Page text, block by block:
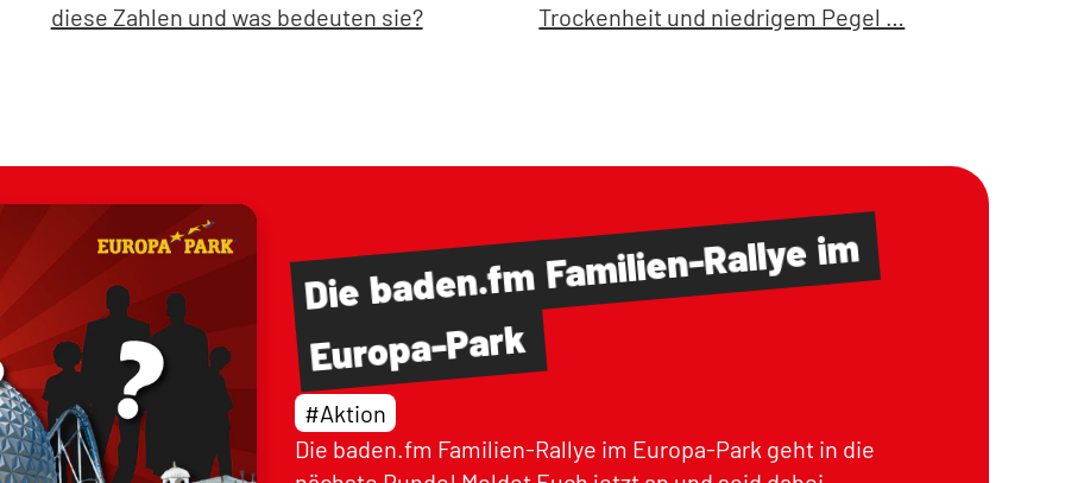
diese Zahlen und was bedeuten sie?
Trockenheit und niedrigem Pegel …
Die baden.fmFamilien-Rallyeim
Europa-Park
#Aktion
Die baden.fm Familien-Rallye im Europa-Park geht in die